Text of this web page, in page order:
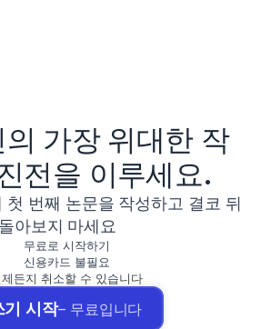
가장 위대한 작
전을 이루세요.
첫 번째 논문을 작성하고 결코 뒤
돌아보지 마세요
무료로 시작하기
신용카드 불필요
제든지 취소할 수 있습니다
기 시작– 무료입니다